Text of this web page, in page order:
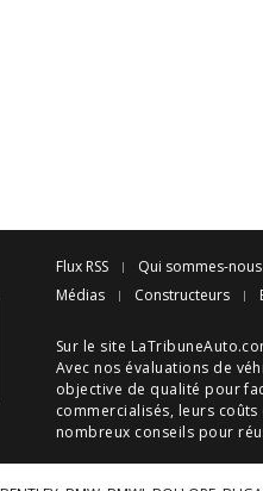
Flux RSS Qui sommes-nous
Médias
Constructeurs
Sur le site
Avec nos évaluations de
objective de qualité pour
commercialisés, leurs
nombreux conseils pour